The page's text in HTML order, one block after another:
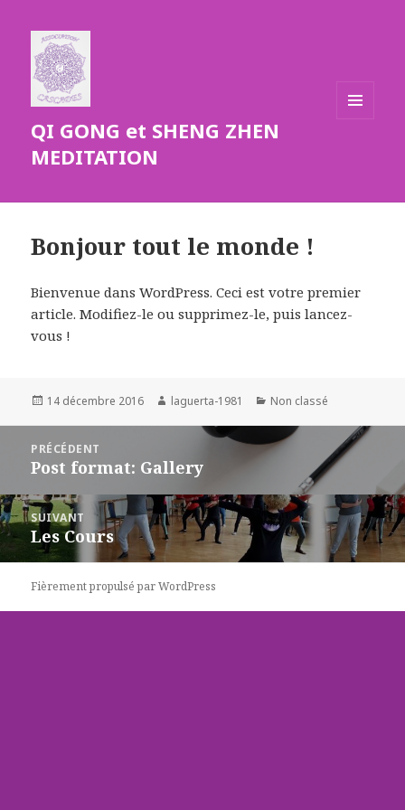
QI GONG et SHENG ZHEN
MEDITATION
Bonjour tout le monde !
Bienvenue dans WordPress. Ceci est votre premier
article. Modifiez-le ou supprimez-le, puis lancez-
vous !
Publié
14 décembre 2016 Auteur
laguerta-1981 Catégories
Non classé
l’article
PRÉCÉDENT
Article
Post format: Gallery
SUIVANT
Article
suivant :
Les Cours
Fièrement propulsé par WordPress